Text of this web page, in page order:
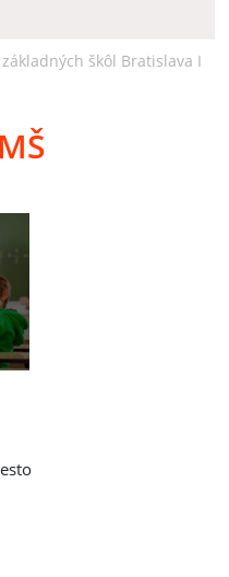
škôl Bratislava I